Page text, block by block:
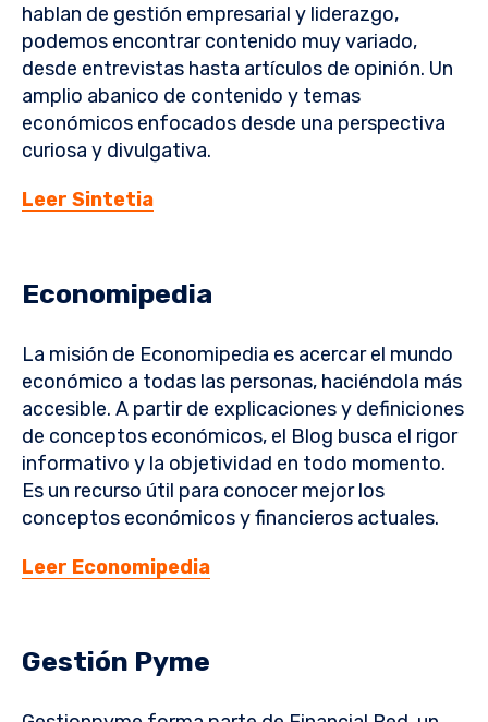
hablan de gestión empresarial y liderazgo,
podemos encontrar contenido muy variado,
desde entrevistas hasta artículos de opinión. Un
amplio abanico de contenido y temas
económicos enfocados desde una perspectiva
curiosa y divulgativa.
Leer Sintetia
Economipedia
La misión de Economipedia es acercar el mundo
económico a todas las personas, haciéndola más
accesible. A partir de explicaciones y definiciones
de conceptos económicos, el Blog busca el rigor
informativo y la objetividad en todo momento.
Es un recurso útil para conocer mejor los
conceptos económicos y financieros actuales.
Leer Economipedia
Gestión Pyme